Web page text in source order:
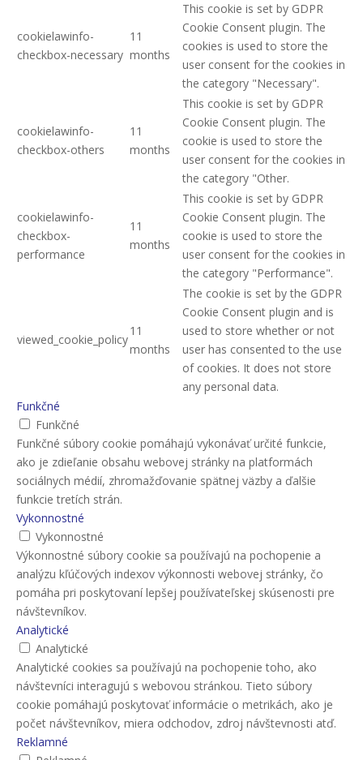
cookielawinfo-
checkbox-necessary
11
months
This cookie is set by GDPR
Cookie Consent plugin. The
cookies is used to store the
user consent for the cookies in
the category "Necessary".
cookielawinfo-
checkbox-others
11
months
This cookie is set by GDPR
Cookie Consent plugin. The
cookie is used to store the
user consent for the cookies in
the category "Other.
cookielawinfo-
checkbox-
performance
11
months
This cookie is set by GDPR
Cookie Consent plugin. The
cookie is used to store the
user consent for the cookies in
the category "Performance".
viewed_cookie_policy
11
months
The cookie is set by the GDPR
Cookie Consent plugin and is
used to store whether or not
user has consented to the use
of cookies. It does not store
any personal data.
Funkčné
Funkčné
Funkčné súbory cookie pomáhajú vykonávať určité funkcie,
ako je zdieľanie obsahu webovej stránky na platformách
sociálnych médií, zhromažďovanie spätnej väzby a ďalšie
funkcie tretích strán.
Vykonnostné
Vykonnostné
Výkonnostné súbory cookie sa používajú na pochopenie a
analýzu kľúčových indexov výkonnosti webovej stránky, čo
pomáha pri poskytovaní lepšej používateľskej skúsenosti pre
návštevníkov.
Analytické
Analytické
Analytické cookies sa používajú na pochopenie toho, ako
návštevníci interagujú s webovou stránkou. Tieto súbory
cookie pomáhajú poskytovať informácie o metrikách, ako je
počet návštevníkov, miera odchodov, zdroj návštevnosti atď.
Reklamné